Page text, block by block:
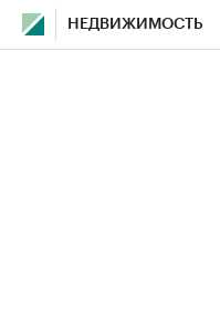
НЕДВИЖИМОСТЬ